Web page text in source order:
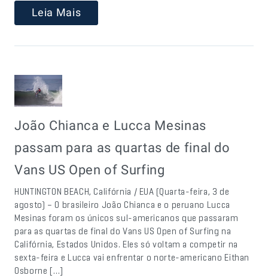
Leia Mais
João Chianca e Lucca Mesinas
passam para as quartas de final do
Vans US Open of Surfing
HUNTINGTON BEACH, Califórnia / EUA (Quarta-feira, 3 de
agosto) – O brasileiro João Chianca e o peruano Lucca
Mesinas foram os únicos sul-americanos que passaram
para as quartas de final do Vans US Open of Surfing na
Califórnia, Estados Unidos. Eles só voltam a competir na
sexta-feira e Lucca vai enfrentar o norte-americano Eithan
Osborne […]